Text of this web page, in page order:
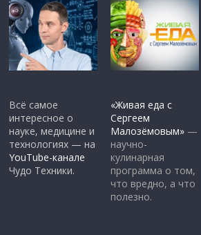
Всё самое
интересное о
науке, медицине и
технологиях — на
YouTube-канале
Чудо Техники.
«Живая еда с
Сергеем
Малозёмовым» —
научно-
кулинарная
программа о том,
что вредно, а что
полезно.